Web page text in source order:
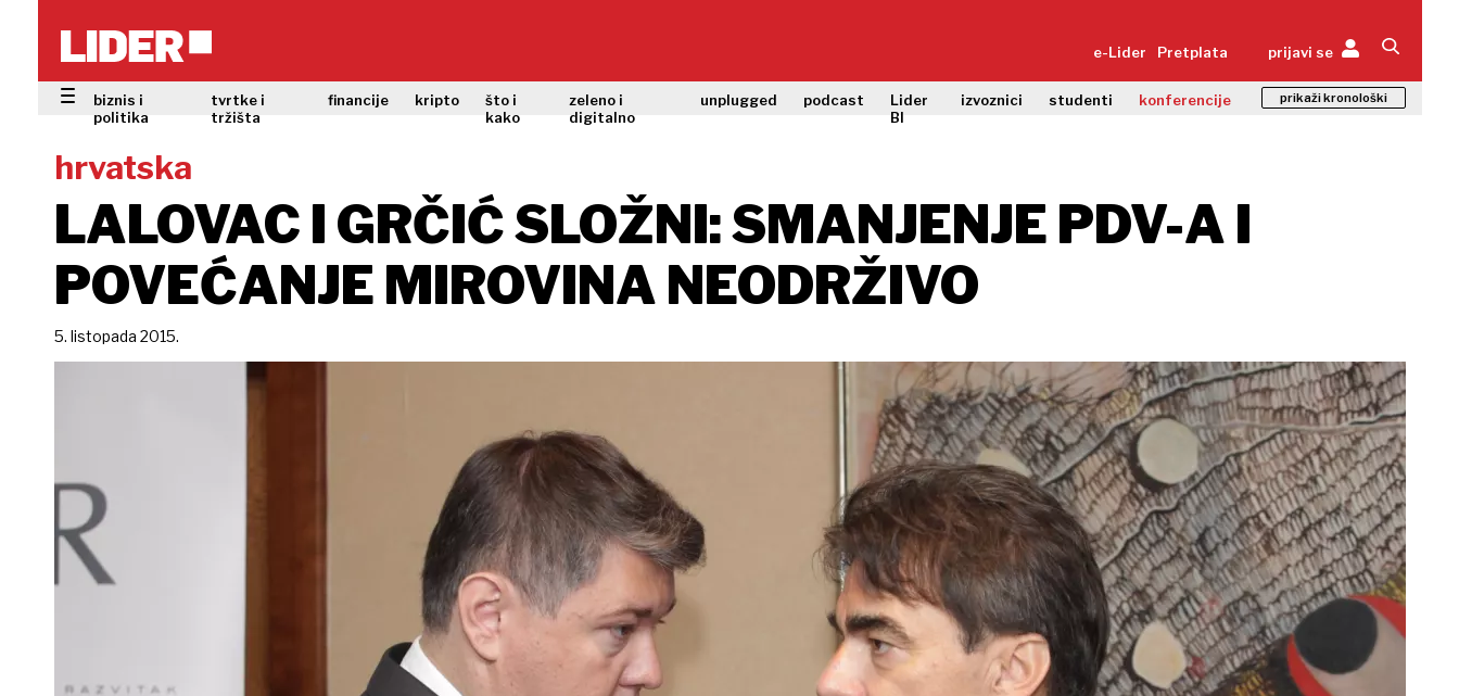
e-Lider Pretplata prijavi se
biznis i
politika
tvrtke i
tržišta
financije kripto
što i
kako
zeleno i
digitalno
unplugged podcast
Lider
BI
izvoznici studenti konferencije prikaži kronološki
hrvatska
LALOVAC I GRČIĆ SLOŽNI: SMANJENJE PDV-A I
POVEĆANJE MIROVINA NEODRŽIVO
5. listopada 2015.